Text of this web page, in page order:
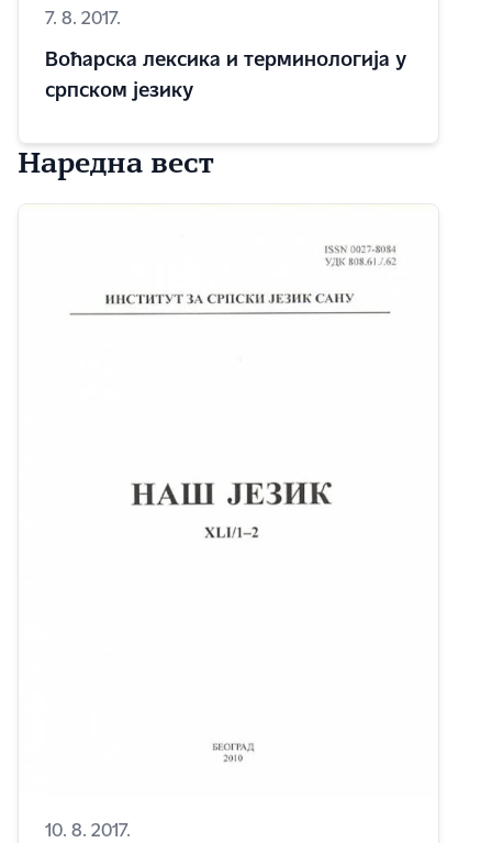
7. 8. 2017.
Воћарска лексика и терминологија у
српском језику
Наредна вест
10. 8. 2017.